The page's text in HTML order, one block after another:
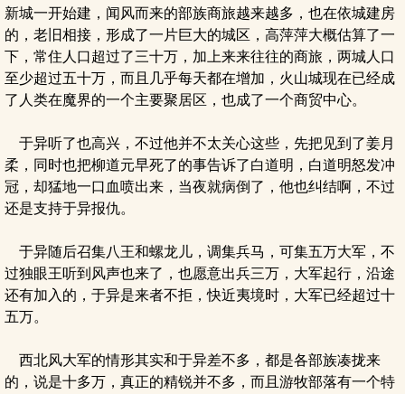
新城一开始建，闻风而来的部族商旅越来越多，也在依城建房
的，老旧相接，形成了一片巨大的城区，高萍萍大概估算了一
下，常住人口超过了三十万，加上来来往往的商旅，两城人口
至少超过五十万，而且几乎每天都在增加，火山城现在已经成
了人类在魔界的一个主要聚居区，也成了一个商贸中心。
于异听了也高兴，不过他并不太关心这些，先把见到了姜月
柔，同时也把柳道元早死了的事告诉了白道明，白道明怒发冲
冠，却猛地一口血喷出来，当夜就病倒了，他也纠结啊，不过
还是支持于异报仇。
于异随后召集八王和螺龙儿，调集兵马，可集五万大军，不
过独眼王听到风声也来了，也愿意出兵三万，大军起行，沿途
还有加入的，于异是来者不拒，快近夷境时，大军已经超过十
五万。
西北风大军的情形其实和于异差不多，都是各部族凑拢来
的，说是十多万，真正的精锐并不多，而且游牧部落有一个特